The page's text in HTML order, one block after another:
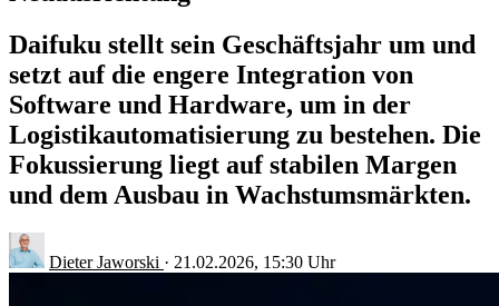
Daifuku stellt sein Geschäftsjahr um und
setzt auf die engere Integration von
Software und Hardware, um in der
Logistikautomatisierung zu bestehen. Die
Fokussierung liegt auf stabilen Margen
und dem Ausbau in Wachstumsmärkten.
Dieter Jaworski · 21.02.2026, 15:30 Uhr